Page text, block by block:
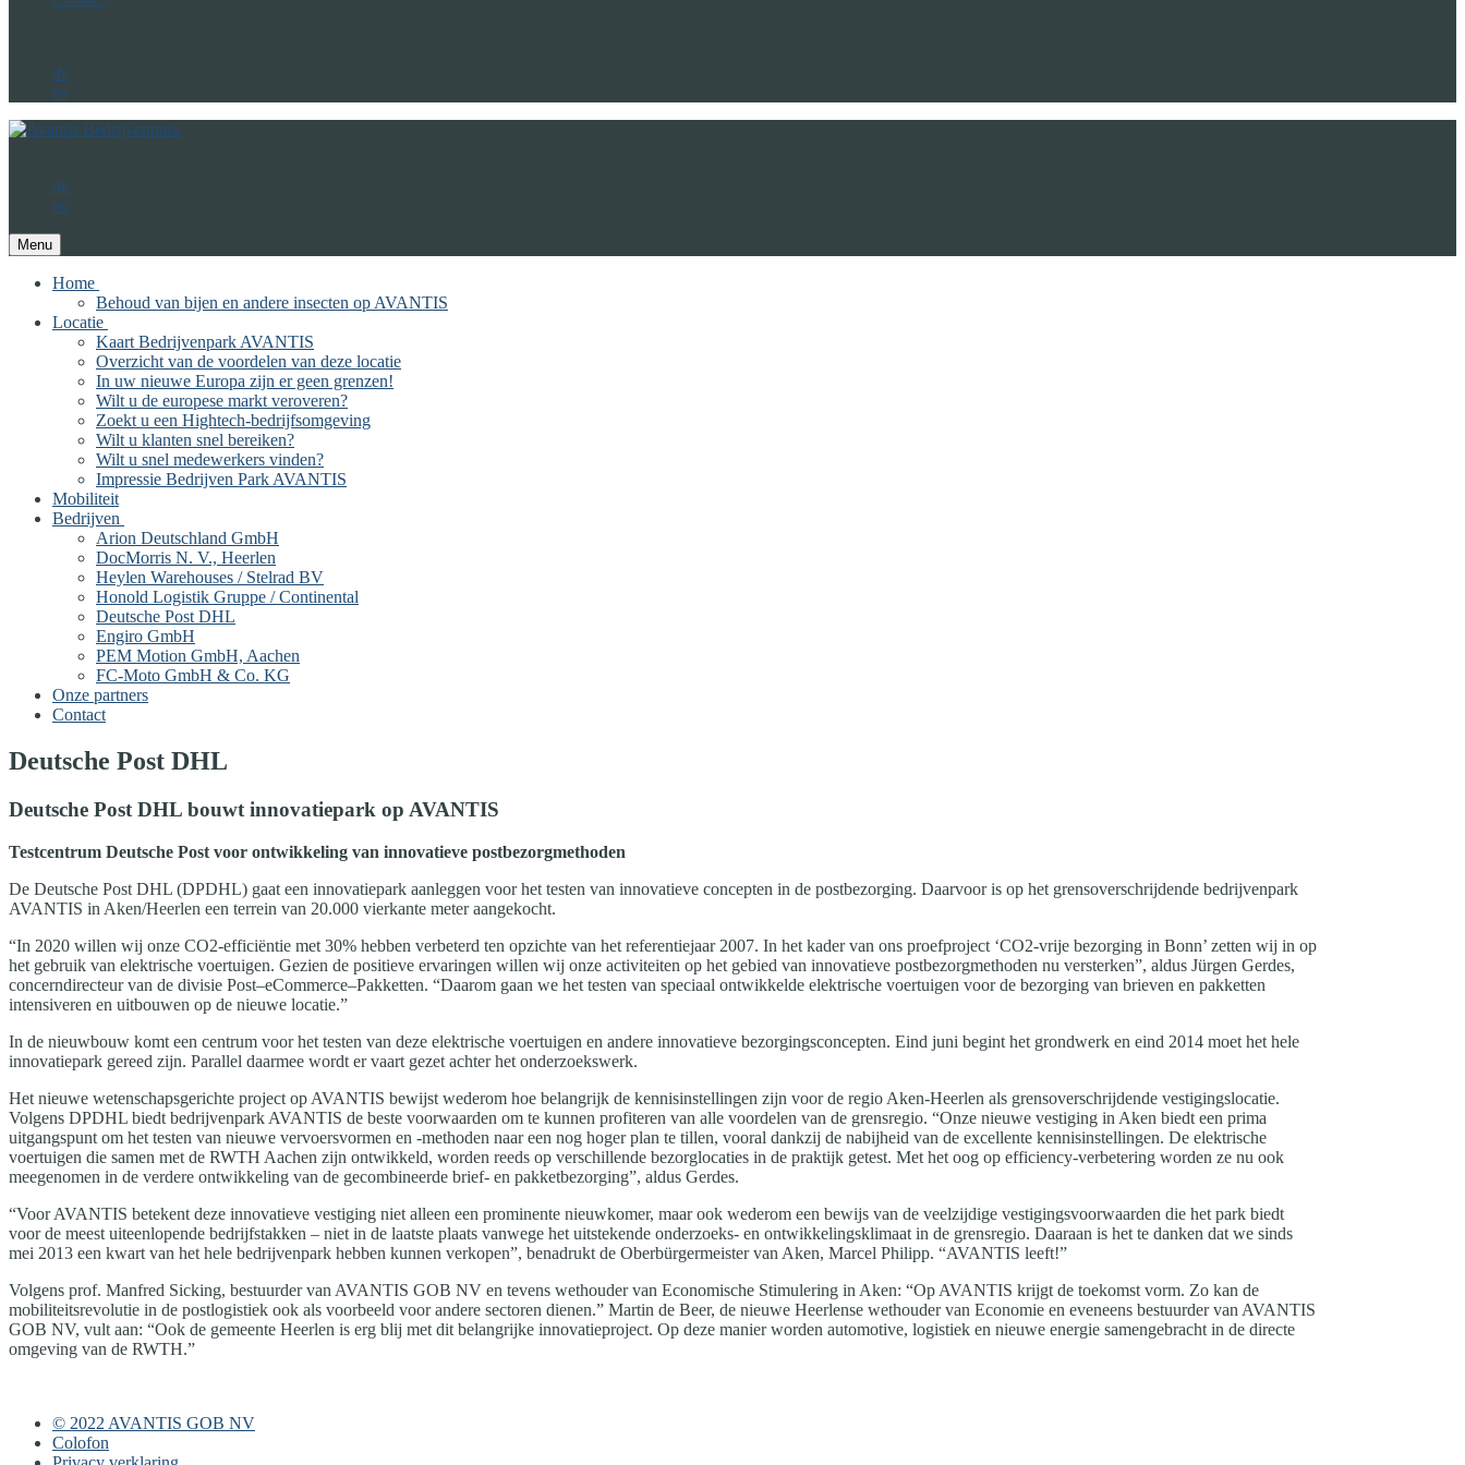
de
en
de
en
Menu
Home
Behoud van bijen en andere insecten op AVANTIS
Locatie
Kaart Bedrijvenpark AVANTIS
Overzicht van de voordelen van deze locatie
In uw nieuwe Europa zijn er geen grenzen!
Wilt u de europese markt veroveren?
Zoekt u een Hightech-bedrijfsomgeving
Wilt u klanten snel bereiken?
Wilt u snel medewerkers vinden?
Impressie Bedrijven Park AVANTIS
Mobiliteit
Bedrijven
Arion Deutschland GmbH
DocMorris N. V., Heerlen
Heylen Warehouses / Stelrad BV
Honold Logistik Gruppe / Continental
Deutsche Post DHL
Engiro GmbH
PEM Motion GmbH, Aachen
FC-Moto GmbH & Co. KG
Onze partners
Contact
Deutsche Post DHL
Deutsche Post DHL bouwt innovatiepark op AVANTIS
Testcentrum Deutsche Post voor ontwikkeling van innovatieve postbezorgmethoden
De Deutsche Post DHL (DPDHL) gaat een innovatiepark aanleggen voor het testen van innovatieve concepten in de postbezorging. Daarvoor is op het grensoverschrijdende bedrijvenpark
AVANTIS in Aken/Heerlen een terrein van 20.000 vierkante meter aangekocht.
“In 2020 willen wij onze CO2-efficiëntie met 30% hebben verbeterd ten opzichte van het referentiejaar 2007. In het kader van ons proefproject ‘CO2-vrije bezorging in Bonn’ zetten wij in op
het gebruik van elektrische voertuigen. Gezien de positieve ervaringen willen wij onze activiteiten op het gebied van innovatieve postbezorgmethoden nu versterken”, aldus Jürgen Gerdes,
concerndirecteur van de divisie Post–eCommerce–Pakketten. “Daarom gaan we het testen van speciaal ontwikkelde elektrische voertuigen voor de bezorging van brieven en pakketten
intensiveren en uitbouwen op de nieuwe locatie.”
In de nieuwbouw komt een centrum voor het testen van deze elektrische voertuigen en andere innovatieve bezorgingsconcepten. Eind juni begint het grondwerk en eind 2014 moet het hele
innovatiepark gereed zijn. Parallel daarmee wordt er vaart gezet achter het onderzoekswerk.
Het nieuwe wetenschapsgerichte project op AVANTIS bewijst wederom hoe belangrijk de kennisinstellingen zijn voor de regio Aken-Heerlen als grensoverschrijdende vestigingslocatie.
Volgens DPDHL biedt bedrijvenpark AVANTIS de beste voorwaarden om te kunnen profiteren van alle voordelen van de grensregio. “Onze nieuwe vestiging in Aken biedt een prima
uitgangspunt om het testen van nieuwe vervoersvormen en ‑methoden naar een nog hoger plan te tillen, vooral dankzij de nabijheid van de excellente kennisinstellingen. De elektrische
voertuigen die samen met de RWTH Aachen zijn ontwikkeld, worden reeds op verschillende bezorglocaties in de praktijk getest. Met het oog op efficiency-verbetering worden ze nu ook
meegenomen in de verdere ontwikkeling van de gecombineerde brief- en pakketbezorging”, aldus Gerdes.
“Voor AVANTIS betekent deze innovatieve vestiging niet alleen een prominente nieuwkomer, maar ook wederom een bewijs van de veelzijdige vestigingsvoorwaarden die het park biedt
voor de meest uiteenlopende bedrijfstakken – niet in de laatste plaats vanwege het uitstekende onderzoeks- en ontwikkelingsklimaat in de grensregio. Daaraan is het te danken dat we sinds
mei 2013 een kwart van het hele bedrijvenpark hebben kunnen verkopen”, benadrukt de Oberbürgermeister van Aken, Marcel Philipp. “AVANTIS leeft!”
Volgens prof. Manfred Sicking, bestuurder van AVANTIS GOB NV en tevens wethouder van Economische Stimulering in Aken: “Op AVANTIS krijgt de toekomst vorm. Zo kan de
mobiliteitsrevolutie in de postlogistiek ook als voorbeeld voor andere sectoren dienen.” Martin de Beer, de nieuwe Heerlense wethouder van Economie en eveneens bestuurder van AVANTIS
GOB NV, vult aan: “Ook de gemeente Heerlen is erg blij met dit belangrijke innovatieproject. Op deze manier worden automotive, logistiek en nieuwe energie samengebracht in de directe
omgeving van de RWTH.”
© 2022 AVANTIS GOB NV
Colofon